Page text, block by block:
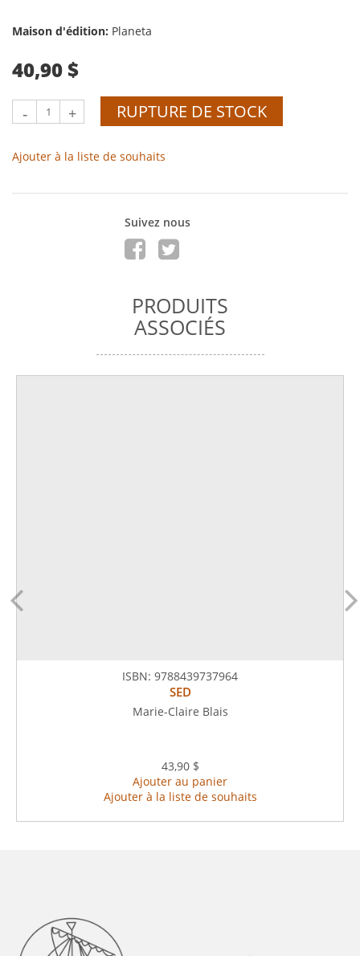
Maison d'édition: Planeta
40,90 $
- + RUPTURE DE STOCK
Ajouter à la liste de souhaits
Suivez nous
PRODUITS
ASSOCIÉS
ISBN: 9788439737964
SED
Marie-Claire Blais
43,90 $
Ajouter au panier
Ajouter à la liste de souhaits